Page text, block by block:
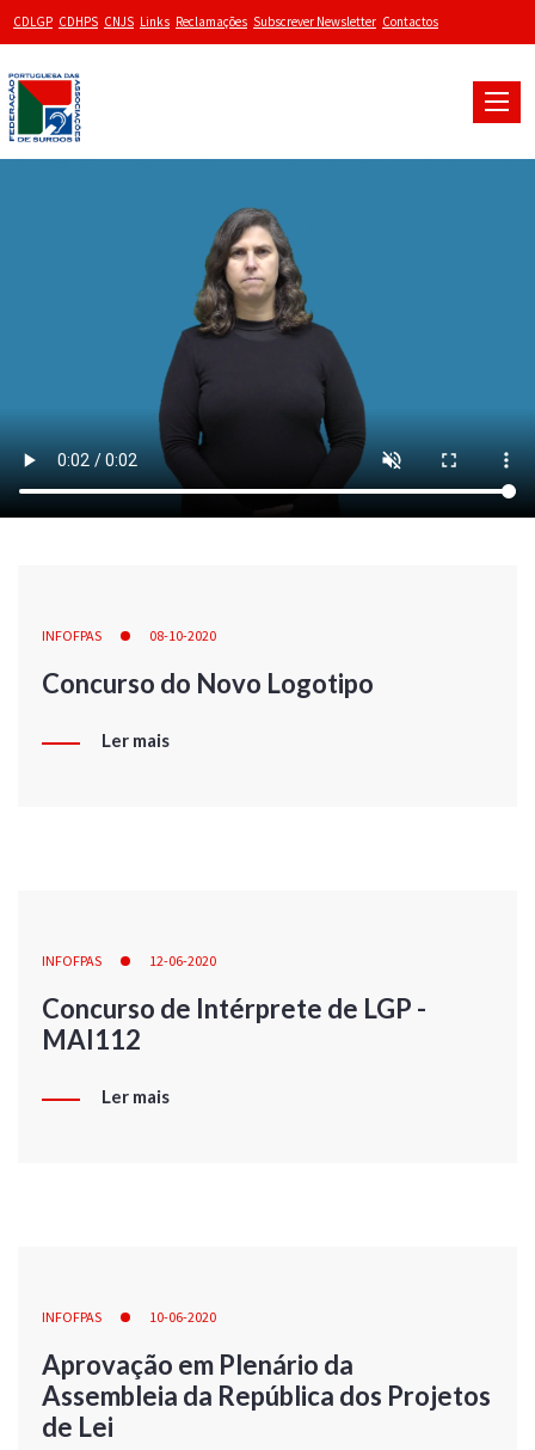
CDLGP CDHPS CNJS Links Reclamações Subscrever Newsletter Contactos
Toggle
INFOFPAS 08-10-2020
Concurso do Novo Logotipo
Ler mais
INFOFPAS 12-06-2020
Concurso de Intérprete de LGP -
MAI112
Ler mais
INFOFPAS 10-06-2020
Aprovação em Plenário da
Assembleia da República dos Projetos
de Lei